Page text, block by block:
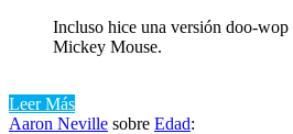
Incluso hice una versión doo-wop
Mickey Mouse.
Leer Más
Aaron Neville sobre Edad: